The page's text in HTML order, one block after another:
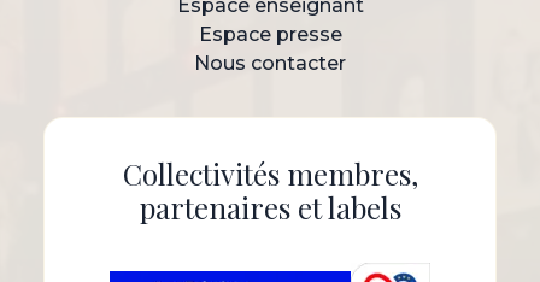
Espace enseignant
Espace presse
Nous contacter
Collectivités membres,
partenaires et labels